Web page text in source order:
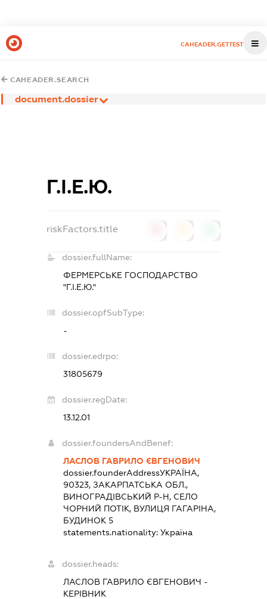
CAHEADER.GETTEST
CAHEADER.SEARCH
document.dossier
Г.І.Е.Ю.
riskFactors.title
dossier.fullName:
ФЕРМЕРСЬКЕ ГОСПОДАРСТВО
"Г.І.Е.Ю."
dossier.opfSubType:
-
dossier.edrpo:
31805679
dossier.regDate:
13.12.01
dossier.foundersAndBenef:
ЛАСЛОВ ГАВРИЛО ЄВГЕНОВИЧ
dossier.founderAddressУКРАЇНА,
90323, ЗАКАРПАТСЬКА ОБЛ.,
ВИНОГРАДІВСЬКИЙ Р-Н, СЕЛО
ЧОРНИЙ ПОТІК, ВУЛИЦЯ ГАГАРІНА,
БУДИНОК 5
statements.nationality:Україна
dossier.heads:
ЛАСЛОВ ГАВРИЛО ЄВГЕНОВИЧ -
КЕРІВНИК